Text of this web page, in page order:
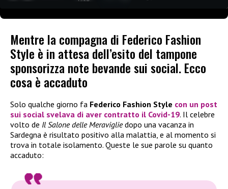
Mentre la compagna di Federico Fashion
Style è in attesa dell’esito del tampone
sponsorizza note bevande sui social. Ecco
cosa è accaduto
Solo qualche giorno fa Federico Fashion Style con un post
sui social svelava di aver contratto il Covid-19. Il celebre
volto de Il Salone delle Meravigliedopo una vacanza in
Sardegna è risultato positivo alla malattia, e al momento si
trova in totale isolamento. Queste le sue parole su quanto
accaduto: